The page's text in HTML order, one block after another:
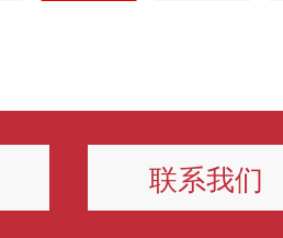
联系我们